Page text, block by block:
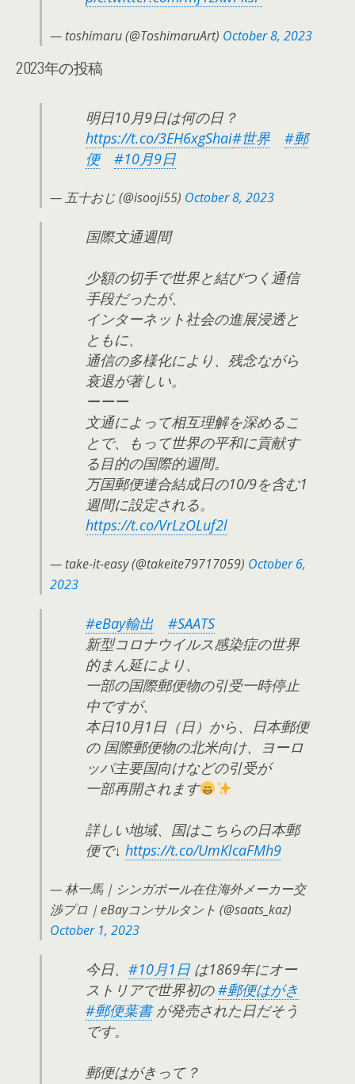
— toshimaru (@ToshimaruArt) October 8, 2023
2023年の投稿
明日10月9日は何の日？
https://t.co/3EH6xgShai#世界
#郵
便
#10月9日
— 五十おじ (@isooji55) October 8, 2023
国際文通週間
少額の切手で世界と結びつく通信
手段だったが、
インターネット社会の進展浸透と
ともに、
通信の多様化により、残念ながら
衰退が著しい。
ーーー
文通によって相互理解を深めるこ
とで、もって世界の平和に貢献す
る目的の国際的週間。
万国郵便連合結成日の10/9を含む1
週間に設定される。
https://t.co/VrLzOLuf2l
— take-it-easy (@takeite79717059) October 6,
2023
#eBay輸出
#SAATS
新型コロナウイルス感染症の世界
的まん延により、
一部の国際郵便物の引受一時停止
中ですが、
本日10月1日（日）から、日本郵便
の 国際郵便物の北米向け、ヨーロ
ッパ主要国向けなどの引受が
一部再開されます
詳しい地域、国はこちらの日本郵
便で↓ https://t.co/UmKlcaFMh9
— 林一馬｜シンガポール在住海外メーカー交
渉プロ｜eBayコンサルタント (@saats_kaz)
October 1, 2023
今日、 #10月1日は1869年にオー
ストリアで世界初の#郵便はがき
#郵便葉書が発売された日だそう
です。
郵便はがきって？